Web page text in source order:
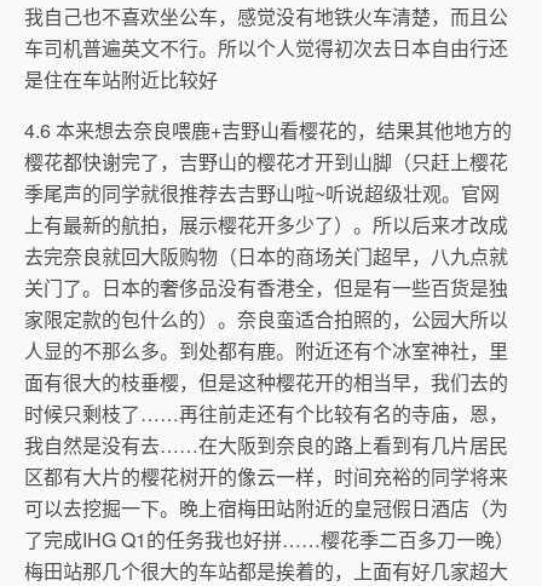
我自己也不喜欢坐公车，感觉没有地铁火车清楚，而且公
车司机普遍英文不行。所以个人觉得初次去日本自由行还
是住在车站附近比较好
4.6 本来想去奈良喂鹿+吉野山看樱花的，结果其他地方的
樱花都快谢完了，吉野山的樱花才开到山脚（只赶上樱花
季尾声的同学就很推荐去吉野山啦~听说超级壮观。官网
上有最新的航拍，展示樱花开多少了）。所以后来才改成
去完奈良就回大阪购物（日本的商场关门超早，八九点就
关门了。日本的奢侈品没有香港全，但是有一些百货是独
家限定款的包什么的）。奈良蛮适合拍照的，公园大所以
人显的不那么多。到处都有鹿。附近还有个冰室神社，里
面有很大的枝垂樱，但是这种樱花开的相当早，我们去的
时候只剩枝了……再往前走还有个比较有名的寺庙，恩，
我自然是没有去……在大阪到奈良的路上看到有几片居民
区都有大片的樱花树开的像云一样，时间充裕的同学将来
可以去挖掘一下。晚上宿梅田站附近的皇冠假日酒店（为
了完成IHG Q1的任务我也好拼……樱花季二百多刀一晚）
梅田站那几个很大的车站都是挨着的，上面有好几家超大